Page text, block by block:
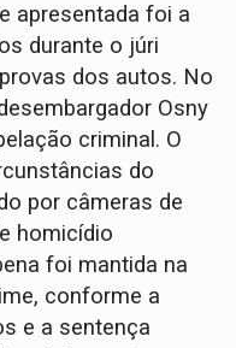
apresentada foi a
durante o júri
dos autos. No
Osny
criminal. O
do
por câmeras de
homicídio
foi mantida na
conforme a
e a sentença